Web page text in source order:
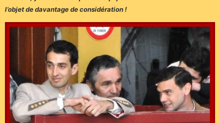
l’objet de davantage de considération !